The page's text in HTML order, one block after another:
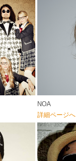
NOA
詳細ページへ